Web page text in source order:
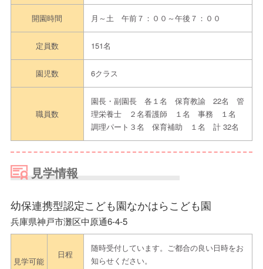
開園時間 月～土 午前７：００～午後７：００
定員数 151名
園児数 6クラス
職員数
園長・副園長 各１名 保育教諭 22名 管
理栄養士 ２名看護師 １名 事務 １名
調理パート３名 保育補助 １名 計 32名
見学情報
幼保連携型認定こども園なかはらこども園
兵庫県神戸市灘区中原通6-4-5
見学可能
日程
随時受付しています。ご都合の良い日時をお
知らせください。